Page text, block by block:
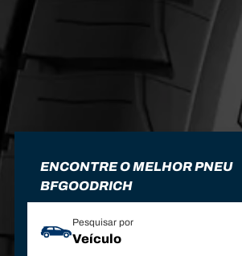
ENCONTRE O MELHOR PNEU
BFGOODRICH
Pesquisar por
Veículo